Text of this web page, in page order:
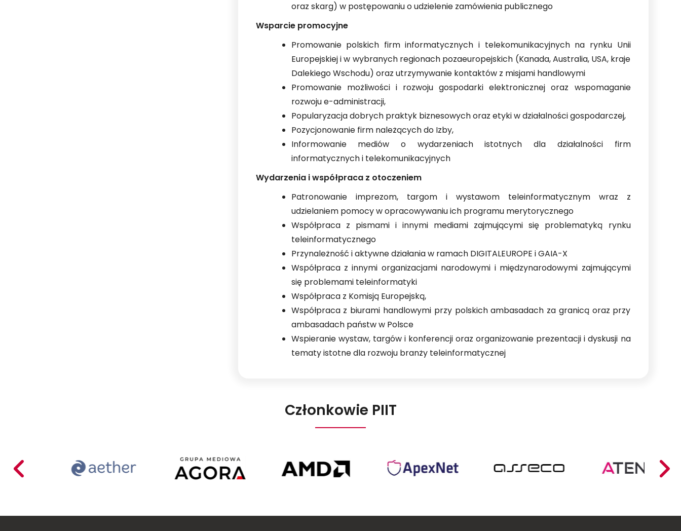
oraz skarg) w postępowaniu o udzielenie zamówienia publicznego
Wsparcie promocyjne
Promowanie polskich firm informatycznych i telekomunikacyjnych na rynku Unii
Europejskiej i w wybranych regionach pozaeuropejskich (Kanada, Australia, USA, kraje
Dalekiego Wschodu) oraz utrzymywanie kontaktów z misjami handlowymi
Promowanie możliwości i rozwoju gospodarki elektronicznej oraz wspomaganie
rozwoju e-administracji,
Popularyzacja dobrych praktyk biznesowych oraz etyki w działalności gospodarczej,
Pozycjonowanie firm należących do Izby,
Informowanie mediów o wydarzeniach istotnych dla działalności firm
informatycznych i telekomunikacyjnych
Wydarzenia i współpraca z otoczeniem
Patronowanie imprezom, targom i wystawom teleinformatycznym wraz z
udzielaniem pomocy w opracowywaniu ich programu merytorycznego
Współpraca z pismami i innymi mediami zajmującymi się problematyką rynku
teleinformatycznego
Przynależność i aktywne działania w ramach DIGITALEUROPE i GAIA-X
Współpraca z innymi organizacjami narodowymi i międzynarodowymi zajmującymi
się problemami teleinformatyki
Współpraca z Komisją Europejską,
Współpraca z biurami handlowymi przy polskich ambasadach za granicą oraz przy
ambasadach państw w Polsce
Wspieranie wystaw, targów i konferencji oraz organizowanie prezentacji i dyskusji na
tematy istotne dla rozwoju branży teleinformatycznej
Członkowie PIIT
Poland
Mariusz
Busiło
Agora
Poland